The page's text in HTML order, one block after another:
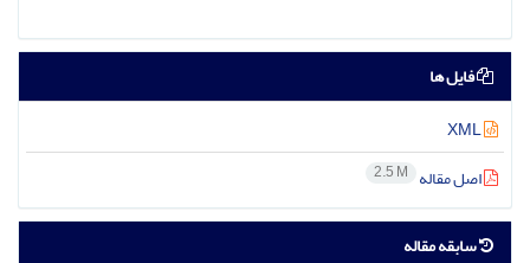
فایل ها
اصل مقاله 2.5 M
سابقه مقاله